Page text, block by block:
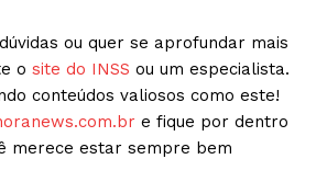
ou quer se aprofundar mais
o site do INSS ou um especialista.
conteúdos valiosos como este!
e fique por dentro
merece estar sempre bem